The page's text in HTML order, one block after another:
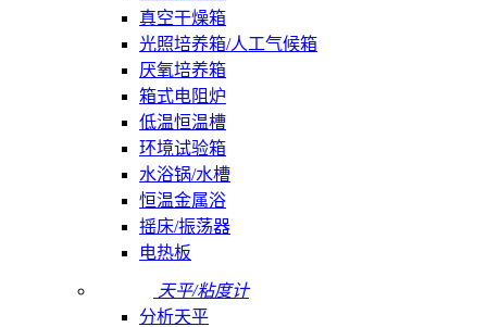
真空干燥箱
光照培养箱/人工气候箱
厌氧培养箱
箱式电阻炉
低温恒温槽
环境试验箱
水浴锅/水槽
恒温金属浴
摇床/振荡器
电热板
天平/粘度计
分析天平